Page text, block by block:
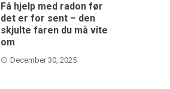
Få hjelp med radon før
det er for sent – den
skjulte faren du må vite
om
December 30, 2025